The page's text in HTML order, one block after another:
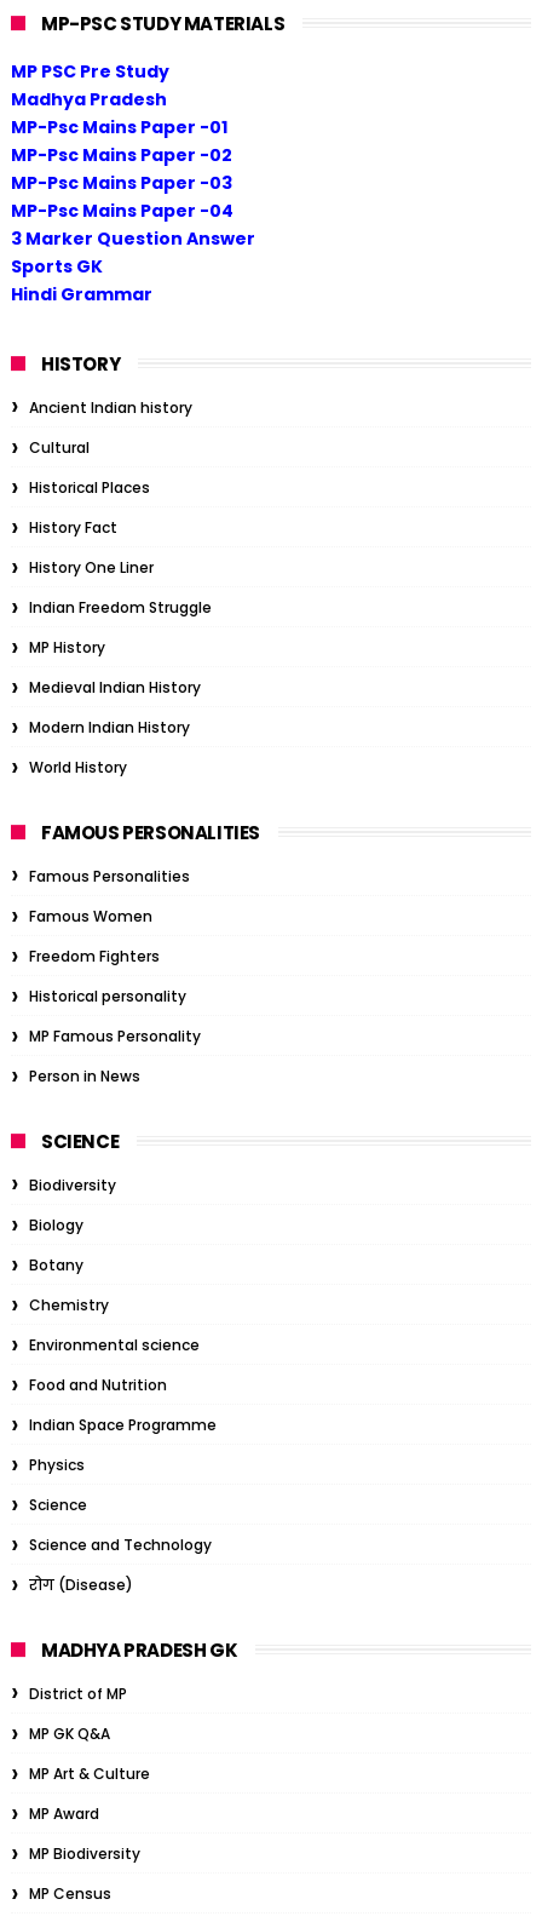
MP-PSC STUDY MATERIALS
MP PSC Pre Study
Madhya Pradesh
MP-Psc Mains Paper -01
MP-Psc Mains Paper -02
MP-Psc Mains Paper -03
MP-Psc Mains Paper -04
3 Marker Question Answer
Sports GK
Hindi Grammar
HISTORY
Ancient Indian history
Cultural
Historical Places
History Fact
History One Liner
Indian Freedom Struggle
MP History
Medieval Indian History
Modern Indian History
World History
FAMOUS PERSONALITIES
Famous Personalities
Famous Women
Freedom Fighters
Historical personality
MP Famous Personality
Person in News
SCIENCE
Biodiversity
Biology
Botany
Chemistry
Environmental science
Food and Nutrition
Indian Space Programme
Physics
Science
Science and Technology
रोग (Disease)
MADHYA PRADESH GK
District of MP
MP GK Q&A
MP Art & Culture
MP Award
MP Biodiversity
MP Census